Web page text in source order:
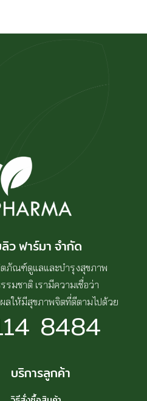
ว ฟาร์มา จำกัด
ภัณฑ์ดูแลและบำรุงสุขภาพ
มชาติ เรามีความเชื่อว่า
ลให้มีสุขภาพจิตที่ดีตามไปด้วย
8484
บริการลูกค้า